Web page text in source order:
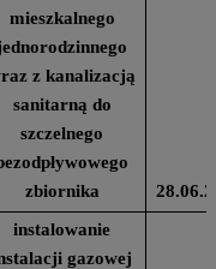
mieszkalnego
z kanalizacją
sanitarną do
szczelnego
zbiornika
instalowanie
gazowej